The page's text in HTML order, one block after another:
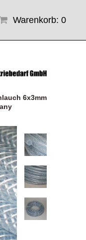
Warenkorb: 0
6x3mm